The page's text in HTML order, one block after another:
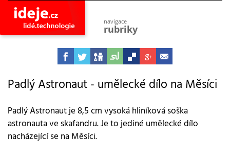
navigace
rubriky
astro
vesmír
projekty
společnost
objevy
vynálezy
Padlý Astronaut - umělecké dílo na Měsíci
Padlý Astronaut je 8,5 cm vysoká hliníková soška
astronauta ve skafandru. Je to jediné umělecké dílo
nacházející se na Měsíci.